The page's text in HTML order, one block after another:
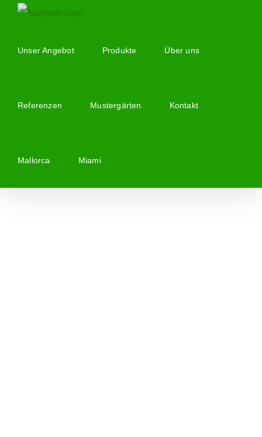
springenUnser Angebot Produkte Über uns
Referenzen Mustergärten Kontakt
Mallorca Miami